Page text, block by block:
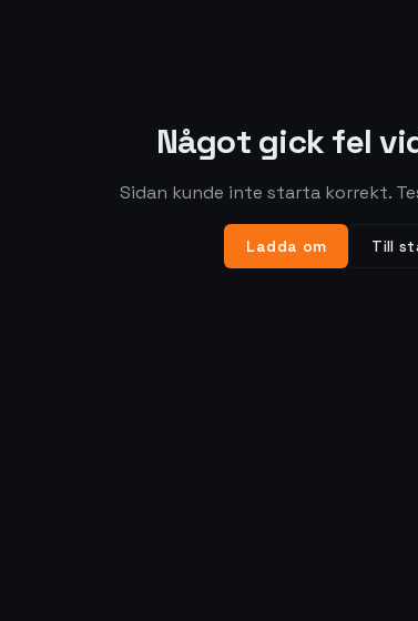
Något gick fel
Sidan kunde inte starta korrekt.
Ladda om Till